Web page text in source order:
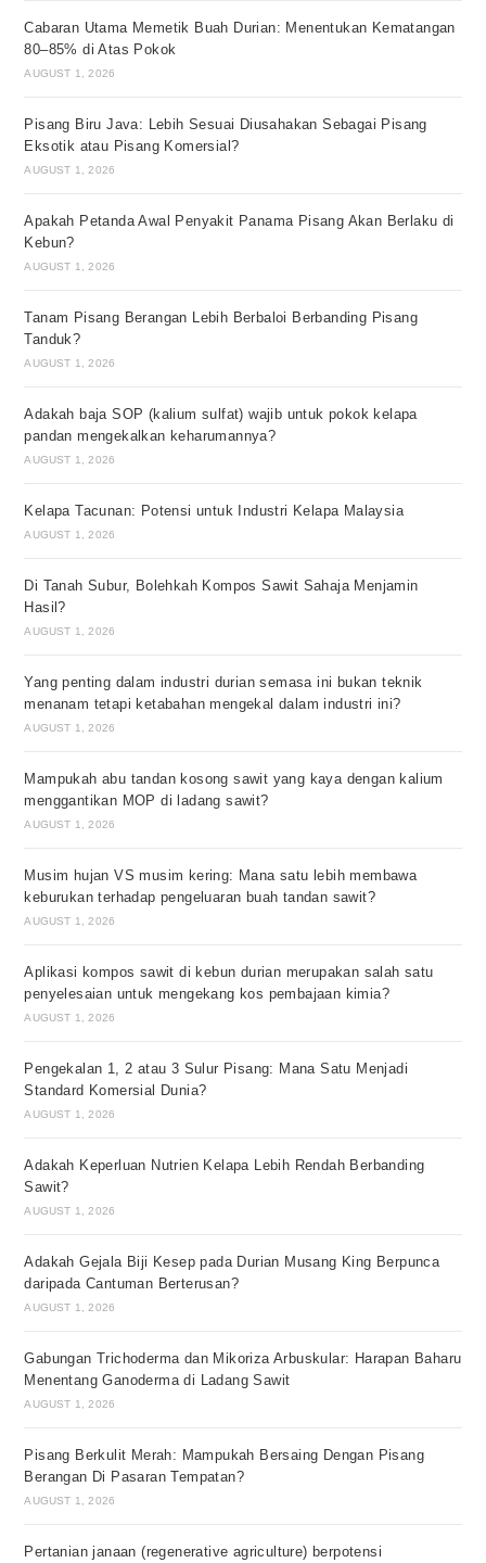
Cabaran Utama Memetik Buah Durian: Menentukan Kematangan
80–85% di Atas Pokok
AUGUST 1, 2026
Pisang Biru Java: Lebih Sesuai Diusahakan Sebagai Pisang
Eksotik atau Pisang Komersial?
AUGUST 1, 2026
Apakah Petanda Awal Penyakit Panama Pisang Akan Berlaku di
Kebun?
AUGUST 1, 2026
Tanam Pisang Berangan Lebih Berbaloi Berbanding Pisang
Tanduk?
AUGUST 1, 2026
Adakah baja SOP (kalium sulfat) wajib untuk pokok kelapa
pandan mengekalkan keharumannya?
AUGUST 1, 2026
Kelapa Tacunan: Potensi untuk Industri Kelapa Malaysia
AUGUST 1, 2026
Di Tanah Subur, Bolehkah Kompos Sawit Sahaja Menjamin
Hasil?
AUGUST 1, 2026
Yang penting dalam industri durian semasa ini bukan teknik
menanam tetapi ketabahan mengekal dalam industri ini?
AUGUST 1, 2026
Mampukah abu tandan kosong sawit yang kaya dengan kalium
menggantikan MOP di ladang sawit?
AUGUST 1, 2026
Musim hujan VS musim kering: Mana satu lebih membawa
keburukan terhadap pengeluaran buah tandan sawit?
AUGUST 1, 2026
Aplikasi kompos sawit di kebun durian merupakan salah satu
penyelesaian untuk mengekang kos pembajaan kimia?
AUGUST 1, 2026
Pengekalan 1, 2 atau 3 Sulur Pisang: Mana Satu Menjadi
Standard Komersial Dunia?
AUGUST 1, 2026
Adakah Keperluan Nutrien Kelapa Lebih Rendah Berbanding
Sawit?
AUGUST 1, 2026
Adakah Gejala Biji Kesep pada Durian Musang King Berpunca
daripada Cantuman Berterusan?
AUGUST 1, 2026
Gabungan Trichoderma dan Mikoriza Arbuskular: Harapan Baharu
Menentang Ganoderma di Ladang Sawit
AUGUST 1, 2026
Pisang Berkulit Merah: Mampukah Bersaing Dengan Pisang
Berangan Di Pasaran Tempatan?
AUGUST 1, 2026
Pertanian janaan (regenerative agriculture) berpotensi